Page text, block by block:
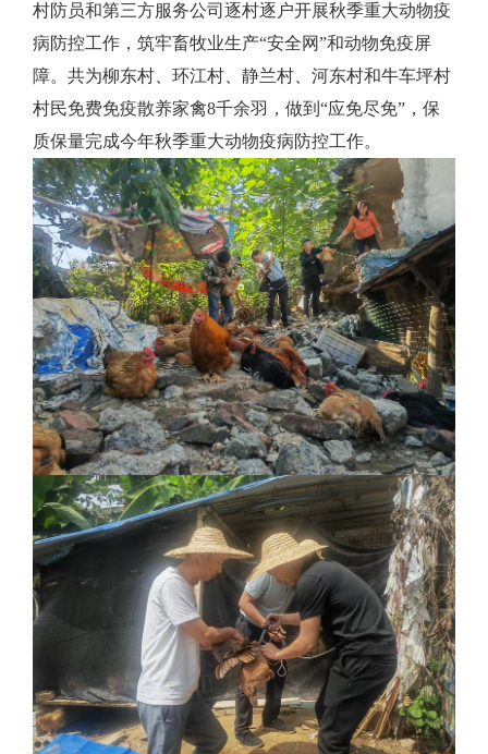
村防员和第三方服务公司逐村逐户开展秋季重大动物疫
病防控工作，筑牢畜牧业生产“安全网”和动物免疫屏
障。共为柳东村、环江村、静兰村、河东村和牛车坪村
村民免费免疫散养家禽8千余羽，做到“应免尽免”，保
质保量完成今年秋季重大动物疫病防控工作。